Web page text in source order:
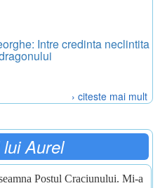
Intre credinta neclintita
› citeste mai mult
Aurel
Postul Craciunului. Mi-a